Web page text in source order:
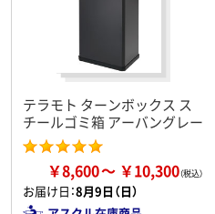
テラモト ターンボックス ス
チールゴミ箱 アーバングレー
￥8,600 ￥10,300
お届け日：8月9日（日）